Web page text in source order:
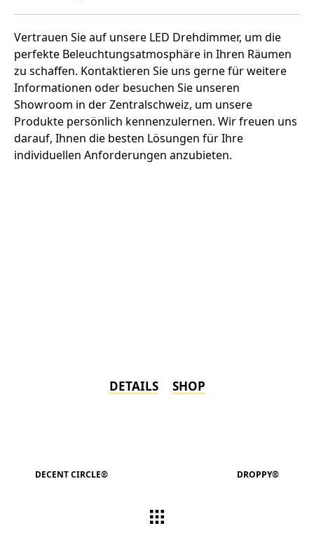
Vertrauen Sie auf unsere LED Drehdimmer, um die
perfekte Beleuchtungsatmosphäre in Ihren Räumen
zu schaffen. Kontaktieren Sie uns gerne für weitere
Informationen oder besuchen Sie unseren
Showroom in der Zentralschweiz, um unsere
Produkte persönlich kennenzulernen. Wir freuen uns
darauf, Ihnen die besten Lösungen für Ihre
individuellen Anforderungen anzubieten.
DETAILS SHOP
DECENT CIRCLE® DROPPY®